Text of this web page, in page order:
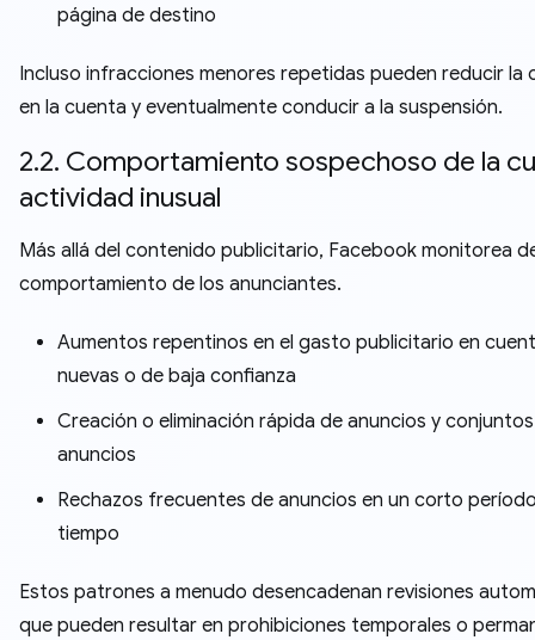
página de destino
Incluso infracciones menores repetidas pueden reducir la
en la cuenta y eventualmente conducir a la suspensión.
2.2. Comportamiento sospechoso de la
actividad inusual
Más allá del contenido publicitario, Facebook monitorea
comportamiento de los anunciantes.
Aumentos repentinos en el gasto publicitario en
nuevas o de baja confianza
Creación o eliminación rápida de anuncios y
anuncios
Rechazos frecuentes de anuncios en un corto
tiempo
Estos patrones a menudo desencadenan revisiones
que pueden resultar en prohibiciones temporales o